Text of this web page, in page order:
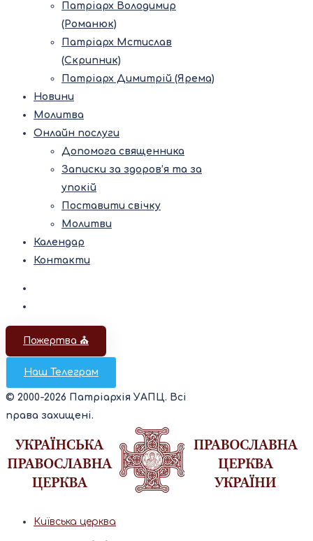
Патріарх Володимир
(Романюк)
Патріарх Мстислав
(Скрипник)
Патріарх Димитрій (Ярема)
Новини
Молитва
Онлайн послуги
Допомога священника
Записки за здоров’я та за
упокій
Поставити свічку
Молитви
Календар
Контакти
Пожертва ⛪️
Наш Телеграм
© 2000-2026 Патріархія УАПЦ. Всі
права захищені.
Київська церква